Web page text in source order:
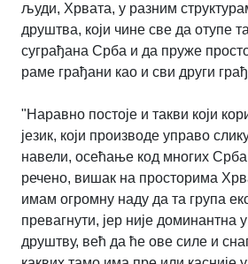
људи, Хрвата, у разним
друштва, који чине све да отупе
суграђана Срба и да пруже
раме грађани као и сви други
"Наравно постоје и такви који
језик, који производе управо
навели, осећање код многих Срба
речено, вишак на просторима
имам огромну наду да та група
превагнути, јер није доминантна
друштву, већ да ће ове силе и